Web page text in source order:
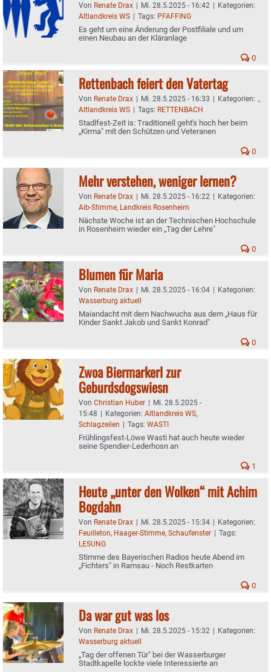
Von Renate Drax | Mi. 28.5.2025 - 16:42 | Kategorien:
Altlandkreis WS | Tags: PFAFFING
Es geht um eine Änderung der Postfiliale und um
einen Neubau an der Kläranlage
0
Rettenbach feiert den Vatertag
Von Renate Drax | Mi. 28.5.2025 - 16:33 | Kategorien: .,
Altlandkreis WS | Tags: RETTENBACH
Stadlfest-Zeit is: Traditionell geht's hoch her beim
„Kirma" mit den Schützen und Veteranen
0
Mehr verstehen, weniger lernen?
Von Renate Drax | Mi. 28.5.2025 - 16:22 | Kategorien:
Aib-Stimme, Landkreis Rosenheim
Nächste Woche ist an der Technischen Hochschule
in Rosenheim wieder ein „Tag der Lehre"
0
Blumen für Maria
Von Renate Drax | Mi. 28.5.2025 - 16:04 | Kategorien:
Wasserburg aktuell
Maiandacht mit dem Nachwuchs aus dem „Haus für
Kinder Sankt Jakob und Sankt Konrad"
0
Zwoa Biermarkerl zur
Geburdsdogswiesn
Von Christian Huber | Mi. 28.5.2025 -
15:48 | Kategorien: Altlandkreis WS,
Schlagzeilen | Tags: WASTI
Frühlingsfest-Löwe Wasti hat auch heute wieder
seine Spendier-Lederhosn an
1
Heute „unter den Wolken“ mit Achim
Bogdahn
Von Renate Drax | Mi. 28.5.2025 - 15:34 | Kategorien:
Feuilleton, Haager-Stimme, Schaufenster | Tags:
LESUNG
Stimme des Bayerischen Radios heute Abend im
„Fichters" in Ramsau - Noch Restkarten
0
Da war gut was los
Von Renate Drax | Mi. 28.5.2025 - 15:32 | Kategorien:
Wasserburg aktuell
„Tag der offenen Tür" bei der Wasserburger
Stadtkapelle lockte viele Interessierte an